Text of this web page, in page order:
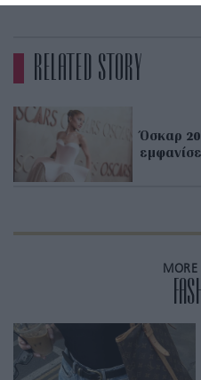
RELATED STORY
Όσκαρ
MORE